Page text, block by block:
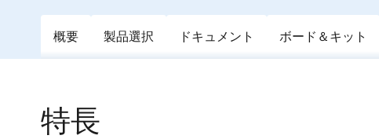
概要 製品選択 ドキュメント ボード＆キット
特長